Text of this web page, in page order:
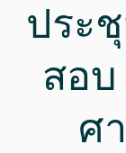
ประ
สอ
ศ